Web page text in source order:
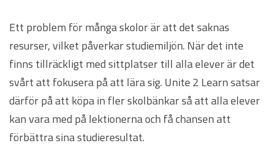
Ett problem för många skolor är att det saknas
resurser, vilket påverkar studiemiljön. När det inte
finns tillräckligt med sittplatser till alla elever är det
svårt att fokusera på att lära sig. Unite 2 Learn satsar
därför på att köpa in fler skolbänkar så att alla elever
kan vara med på lektionerna och få chansen att
förbättra sina studieresultat.